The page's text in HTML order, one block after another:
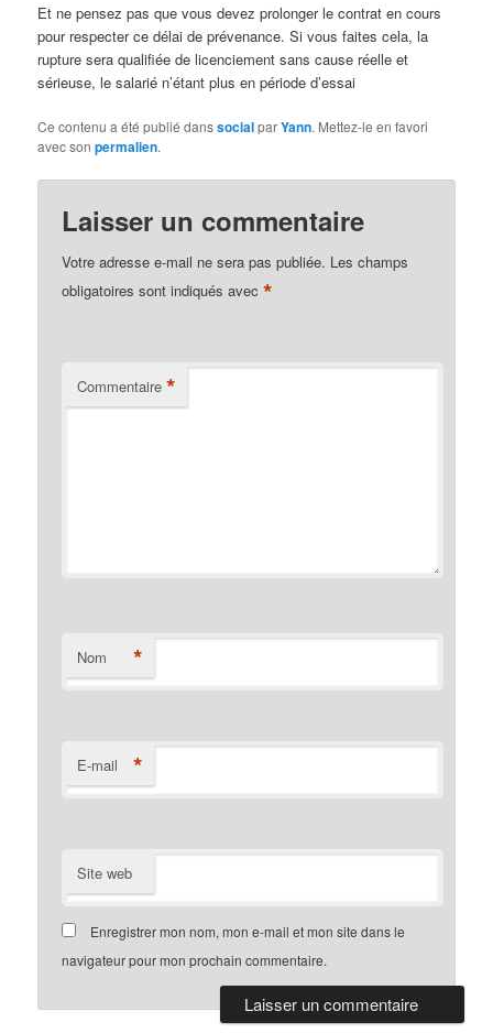
Et ne pensez pas que vous devez prolonger le contrat en cours
pour respecter ce délai de prévenance. Si vous faites cela, la
rupture sera qualifiée de licenciement sans cause réelle et
sérieuse, le salarié n’étant plus en période d’essai
Ce contenu a été publié danssocialparYann. Mettez-le en favori
avec sonpermalien.
Laisser un commentaire
Votre adresse e-mail ne sera pas publiée. Les champs
obligatoires sont indiqués avec*
Commentaire *
Nom *
E-mail *
Site web
Enregistrer mon nom, mon e-mail et mon site dans le
navigateur pour mon prochain commentaire.